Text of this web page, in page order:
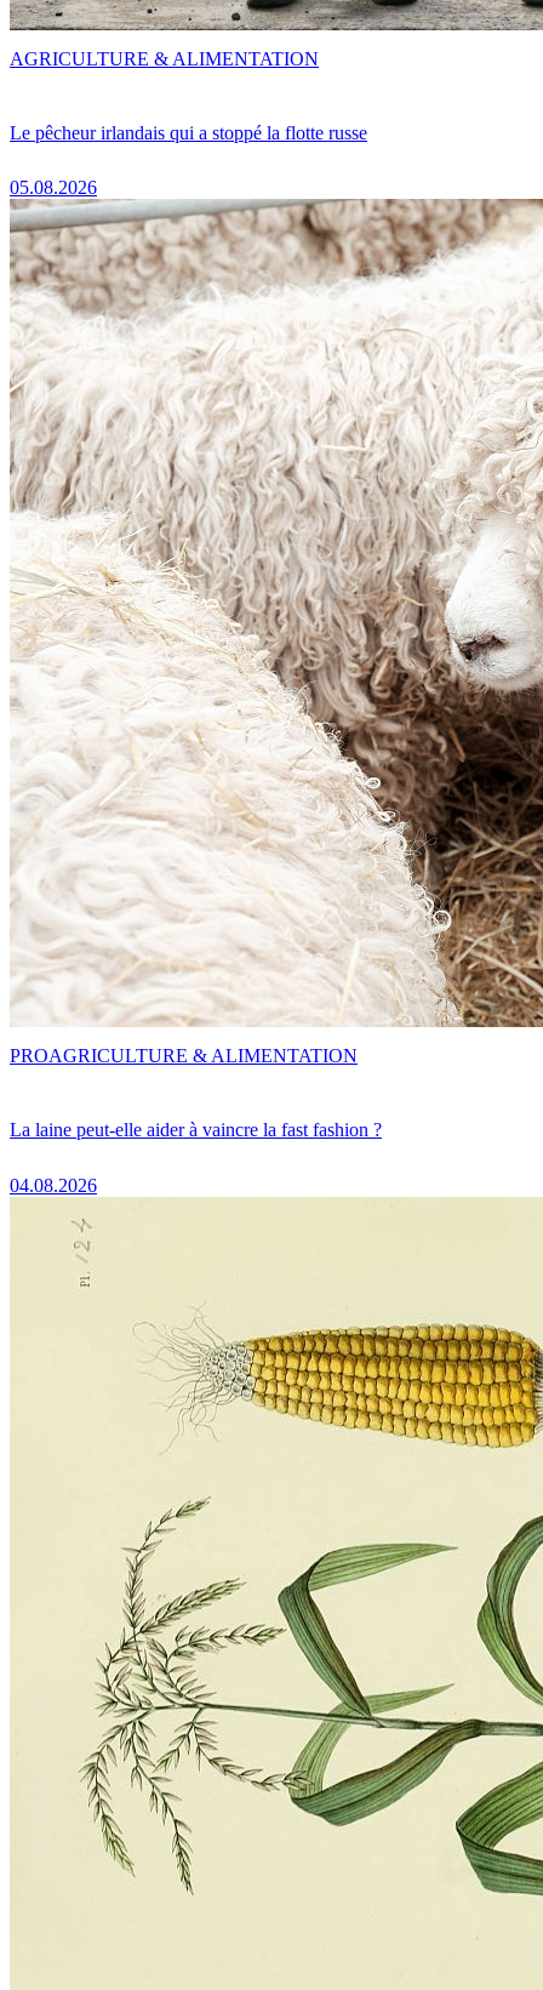
Le pêcheur irlandais qui a stoppé la flotte russe
05.08.2026
AGRICULTURE & ALIMENTATION
La laine peut-elle aider à vaincre la fast fashion ?
04.08.2026
PROAGRICULTURE & ALIMENTATION